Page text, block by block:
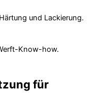
und Lackierung.
Know-how.
für